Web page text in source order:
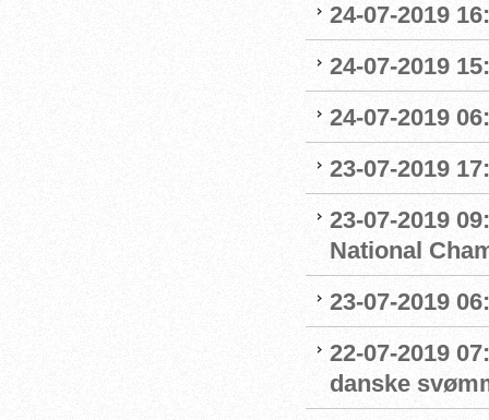
24-07-2019
24-07-2019
24-07-2019
23-07-2019
23-07-2019
National
23-07-2019
22-07-2019
danske